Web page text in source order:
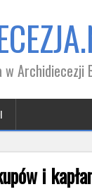
w Archidiecezji
i